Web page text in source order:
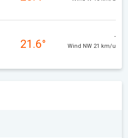
21.6°
-
Wind NW 21 km/u